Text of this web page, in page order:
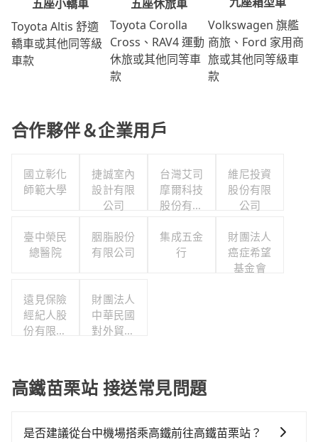
五座小轎車
Toyota Altis 舒適
轎車或其他同等級
車款
五座休旅車
Toyota Corolla
Cross、RAV4 運動
休旅或其他同等車
款
Volkswagen 旗艦
商旅、Ford 家用商
旅或其他同等級車
款
合作夥伴＆企業用戶
國立彰化
師範大學
捷誠室內
設計有限
公司
台灣艾司
摩爾科技
股份有限
維尼投資
股份有限
公司
臺中榮民
總醫院
胭脂股份
有限公司
集成五金
行
財團法人
癌症希望
基金會
遠見保險
經紀人股
份有限公
財團法人
中華民國
對外貿易
高鐵苗栗站 接送常見問題
是否建議從台中機場搭乘高鐵前往高鐵苗栗站？